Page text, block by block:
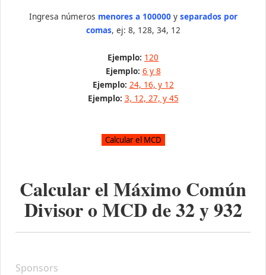
Ingresa números menores a 100000y separados por
comas, ej: 8, 128, 34, 12
Ejemplo: 120
Ejemplo: 6 y 8
Ejemplo: 24, 16, y 12
Ejemplo: 3, 12, 27, y 45
Calcular el Máximo Común
Divisor o MCD de32y932
Sponsors